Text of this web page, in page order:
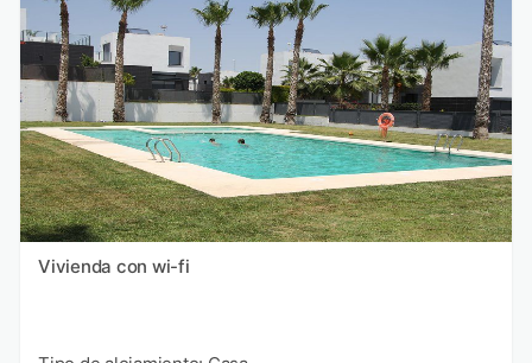
Vivienda con wi-fi